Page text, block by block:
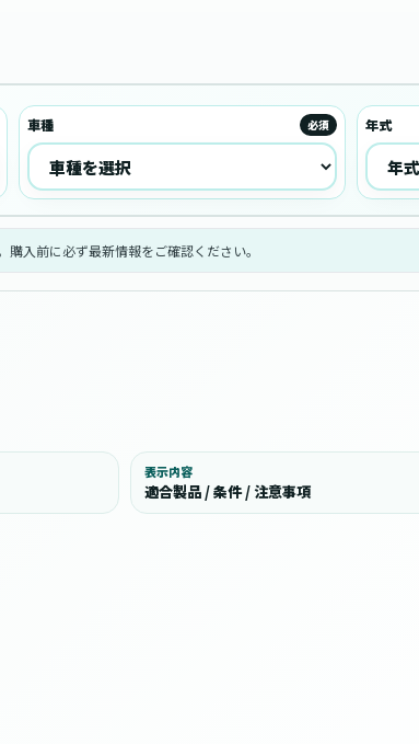
車種 必須 年式
入前に必ず最新情報をご確認ください。
表示内容
適合製品 / 条件 / 注意事項